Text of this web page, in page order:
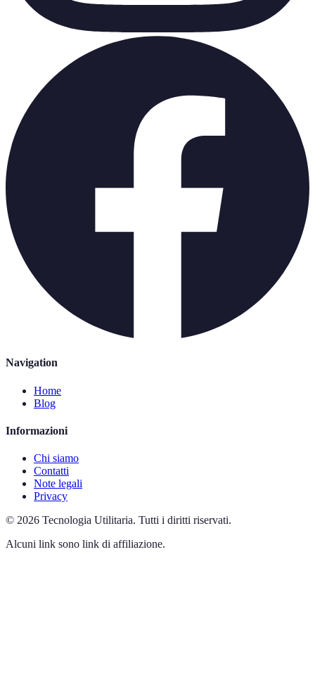
Navigation
Home
Blog
Informazioni
Chi siamo
Contatti
Note legali
Privacy
© 2026 Tecnologia Utilitaria. Tutti i diritti riservati.
Alcuni link sono link di affiliazione.